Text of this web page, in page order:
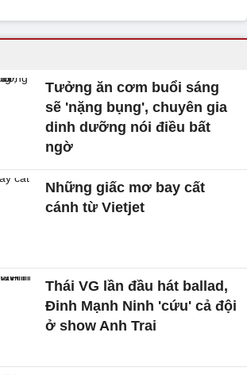
Tưởng ăn cơm buổi sáng
sẽ 'nặng bụng', chuyên gia
dinh dưỡng nói điều bất
ngờ
Những giấc mơ bay cất
cánh từ Vietjet
Thái VG lần đầu hát ballad,
Đinh Mạnh Ninh 'cứu' cả đội
ở show Anh Trai